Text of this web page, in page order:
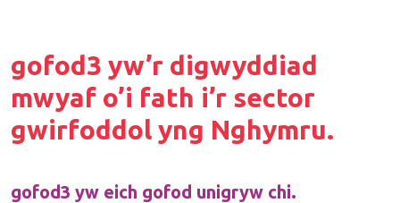
gofod3 yw’r digwyddiad
mwyaf o’i fath i’r sector
gwirfoddol yng Nghymru.
gofod3 yw eich gofod unigryw chi.